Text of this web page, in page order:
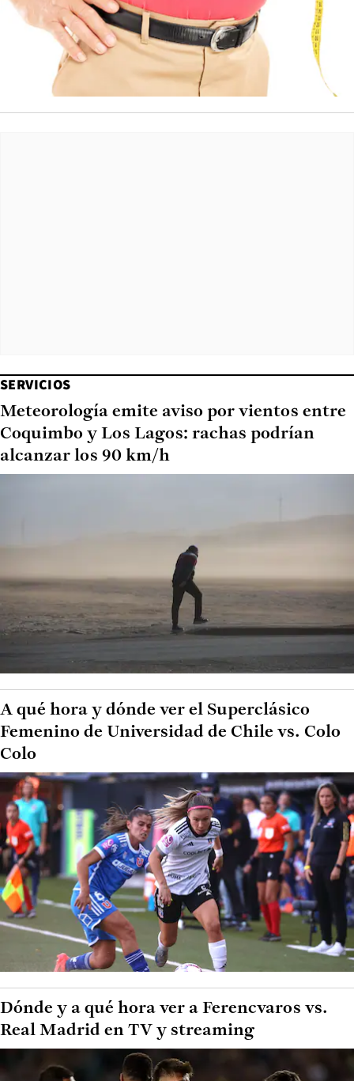
SERVICIOS
Meteorología emite aviso por vientos entre
Coquimbo y Los Lagos: rachas podrían
alcanzar los 90 km/h
A qué hora y dónde ver el Superclásico
Femenino de Universidad de Chile vs. Colo
Colo
Dónde y a qué hora ver a Ferencvaros vs.
Real Madrid en TV y streaming